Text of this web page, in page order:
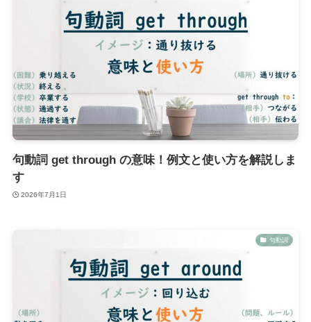
句動詞 get through の意味！例文と使い方を解説しま
す
2026年7月1日
句動詞